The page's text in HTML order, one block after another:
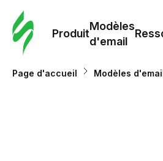
Produit
Modèles
d'email
Page d'accueil Modèles